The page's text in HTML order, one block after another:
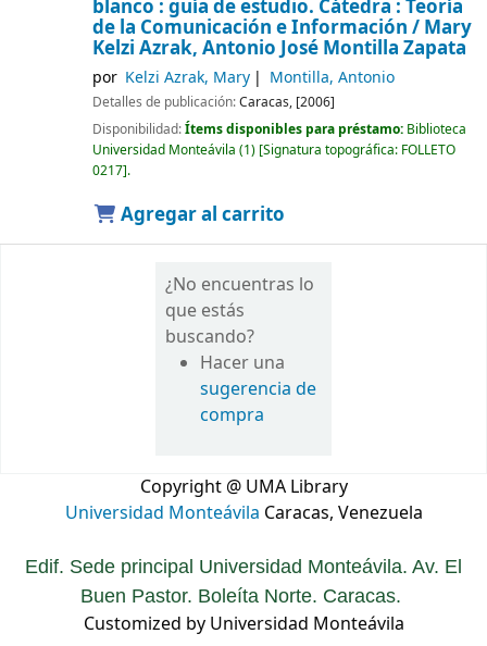
blanco : guía de estudio. Cátedra : Teoría
de la Comunicación e Información / Mary
Kelzi Azrak, Antonio José Montilla Zapata
por Kelzi Azrak, Mary Montilla, Antonio
Detalles de publicación:Caracas, [2006]
Disponibilidad:Ítems disponibles para préstamo: Biblioteca
Universidad Monteávila (1) Signatura topográfica: FOLLETO
0217 .
Agregar al carrito
¿No encuentras lo
que estás
buscando?
Hacer una
sugerencia de
compra
Copyright @ UMA Library
Universidad Monteávila Caracas, Venezuela
Edif. Sede principal Universidad Monteávila. Av. El
Buen Pastor. Boleíta Norte. Caracas.
Customized by Universidad Monteávila